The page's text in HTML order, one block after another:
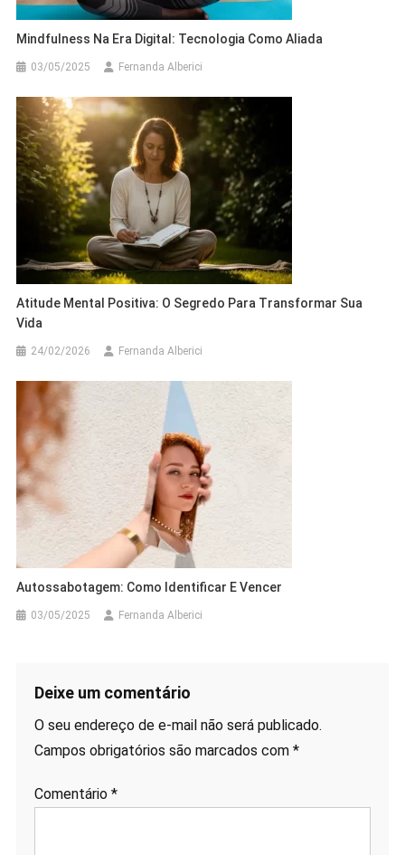
Mindfulness Na Era Digital: Tecnologia Como Aliada
03/05/2025 Fernanda Alberici
Atitude Mental Positiva: O Segredo Para Transformar Sua
Vida
24/02/2026 Fernanda Alberici
Autossabotagem: Como Identificar E Vencer
03/05/2025 Fernanda Alberici
Deixe um comentário
O seu endereço de e-mail não será publicado.
Campos obrigatórios são marcados com *
Comentário *